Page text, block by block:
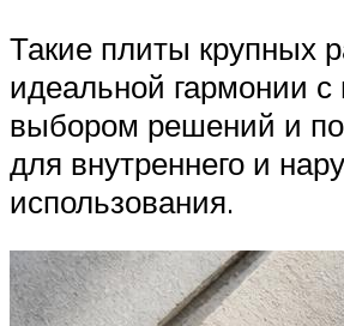
Такие плиты крупных
идеальной гармонии
выбором решений и
для внутреннего и
использования.